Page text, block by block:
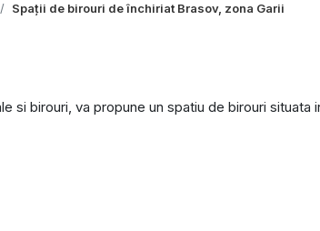
Spații de birouri de închiriat Brasov, zona Garii
birouri, va propune un spatiu de birouri situata